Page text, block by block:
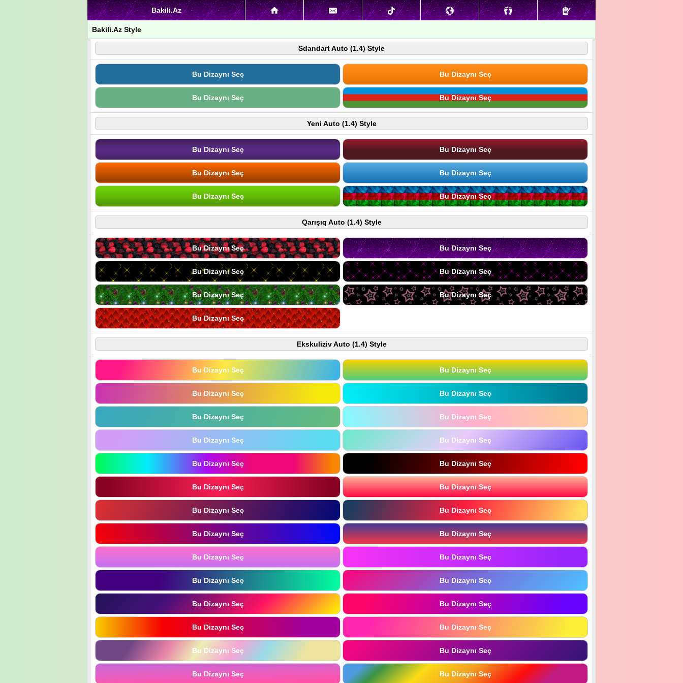
Bakili.Az
Bakili.Az Style
Sdandart Auto (1.4) Style
Bu Dizaynı Seç Bu Dizaynı Seç
Bu Dizaynı Seç Bu Dizaynı Seç
Yeni Auto (1.4) Style
Bu Dizaynı Seç Bu Dizaynı Seç
Bu Dizaynı Seç Bu Dizaynı Seç
Bu Dizaynı Seç Bu Dizaynı Seç
Qarışıq Auto (1.4) Style
Bu Dizaynı Seç Bu Dizaynı Seç
Bu Dizaynı Seç Bu Dizaynı Seç
Bu Dizaynı Seç Bu Dizaynı Seç
Bu Dizaynı Seç
Ekskuliziv Auto (1.4) Style
Bu Dizaynı Seç Bu Dizaynı Seç
Bu Dizaynı Seç Bu Dizaynı Seç
Bu Dizaynı Seç Bu Dizaynı Seç
Bu Dizaynı Seç Bu Dizaynı Seç
Bu Dizaynı Seç Bu Dizaynı Seç
Bu Dizaynı Seç Bu Dizaynı Seç
Bu Dizaynı Seç Bu Dizaynı Seç
Bu Dizaynı Seç Bu Dizaynı Seç
Bu Dizaynı Seç Bu Dizaynı Seç
Bu Dizaynı Seç Bu Dizaynı Seç
Bu Dizaynı Seç Bu Dizaynı Seç
Bu Dizaynı Seç Bu Dizaynı Seç
Bu Dizaynı Seç Bu Dizaynı Seç
Bu Dizaynı Seç Bu Dizaynı Seç